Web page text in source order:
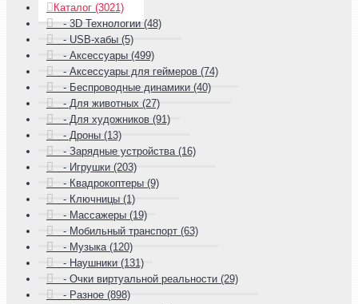
Каталог (3021)
- 3D Технологии (48)
- USB-хабы (5)
- Аксессуары (499)
- Аксессуары для геймеров (74)
- Беспроводные динамики (40)
- Для животных (27)
- Для художников (91)
- Дроны (13)
- Зарядные устройства (16)
- Игрушки (203)
- Квадрокоптеры (9)
- Ключницы (1)
- Массажеры (19)
- Мобильный транспорт (63)
- Музыка (120)
- Наушники (131)
- Очки виртуальной реальности (29)
- Разное (898)